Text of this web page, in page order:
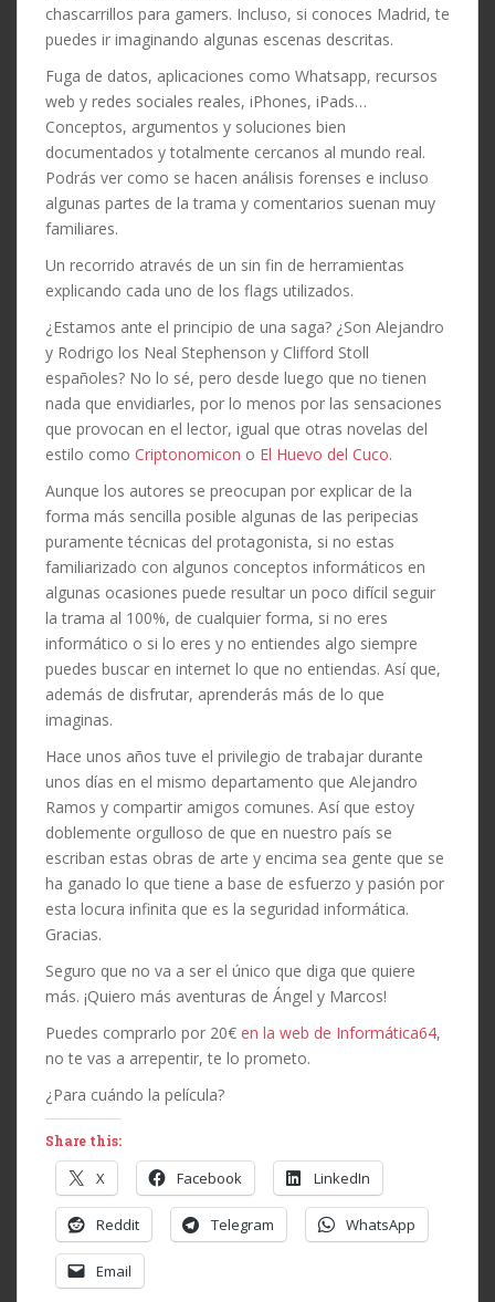
chascarrillos para gamers. Incluso, si conoces Madrid, te
puedes ir imaginando algunas escenas descritas.
Fuga de datos, aplicaciones como Whatsapp, recursos
web y redes sociales reales, iPhones, iPads…
Conceptos, argumentos y soluciones bien
documentados y totalmente cercanos al mundo real.
Podrás ver como se hacen análisis forenses e incluso
algunas partes de la trama y comentarios suenan muy
familiares.
Un recorrido através de un sin fin de herramientas
explicando cada uno de los flags utilizados.
¿Estamos ante el principio de una saga? ¿Son Alejandro
y Rodrigo los Neal Stephenson y Clifford Stoll
españoles? No lo sé, pero desde luego que no tienen
nada que envidiarles, por lo menos por las sensaciones
que provocan en el lector, igual que otras novelas del
estilo como Criptonomicon o El Huevo del Cuco.
Aunque los autores se preocupan por explicar de la
forma más sencilla posible algunas de las peripecias
puramente técnicas del protagonista, si no estas
familiarizado con algunos conceptos informáticos en
algunas ocasiones puede resultar un poco difícil seguir
la trama al 100%, de cualquier forma, si no eres
informático o si lo eres y no entiendes algo siempre
puedes buscar en internet lo que no entiendas. Así que,
además de disfrutar, aprenderás más de lo que
imaginas.
Hace unos años tuve el privilegio de trabajar durante
unos días en el mismo departamento que Alejandro
Ramos y compartir amigos comunes. Así que estoy
doblemente orgulloso de que en nuestro país se
escriban estas obras de arte y encima sea gente que se
ha ganado lo que tiene a base de esfuerzo y pasión por
esta locura infinita que es la seguridad informática.
Gracias.
Seguro que no va a ser el único que diga que quiere
más. ¡Quiero más aventuras de Ángel y Marcos!
Puedes comprarlo por 20€ en la web de Informática64,
no te vas a arrepentir, te lo prometo.
¿Para cuándo la película?
Share this:
X Facebook LinkedIn
Reddit Telegram WhatsApp
Email